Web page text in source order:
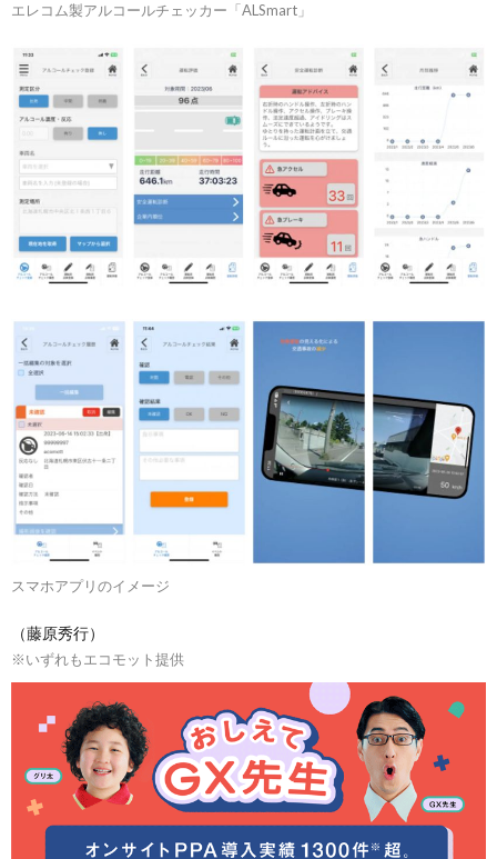
エレコム製アルコールチェッカー「ALSmart」
スマホアプリのイメージ
（藤原秀行）
※いずれもエコモット提供